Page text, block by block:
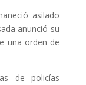
asilado
anunció su
una orden de
de policías